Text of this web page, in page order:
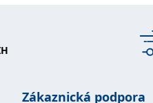
Zákaznická podpora